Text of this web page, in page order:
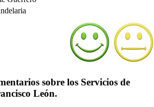
sobre los Servicios de
León.